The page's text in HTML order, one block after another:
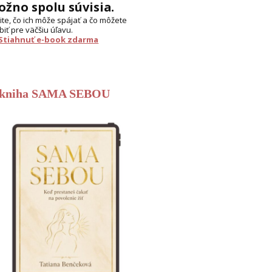
spolu súvisia.
čo ich môže spájať a čo môžete
pre väčšiu úľavu.
e-book zdarma
SAMA SEBOU